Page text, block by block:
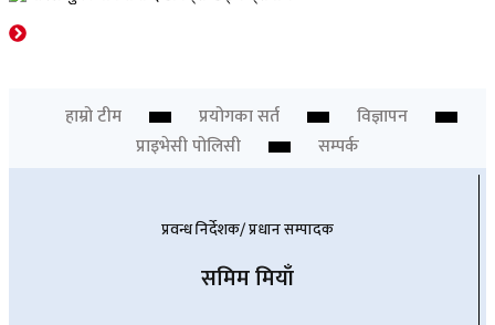
हाम्रो टीम प्रयोगका सर्त
विज्ञापन
प्राइभेसी पोलिसी
सम्पर्क
प्रवन्ध निर्देशक/ प्रधान सम्पादक
समिम मियाँ